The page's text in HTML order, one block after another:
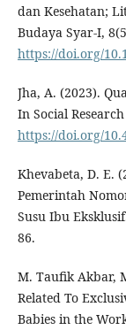
dan Kesehatan;
Budaya Syar-I,
https://doi.org/
Jha, A. (2023).
In Social
https://doi.org/
Khevabeta, D. E.
Pemerintah
Susu Ibu
86.
M. Taufik Akbar,
Related To
Babies in the